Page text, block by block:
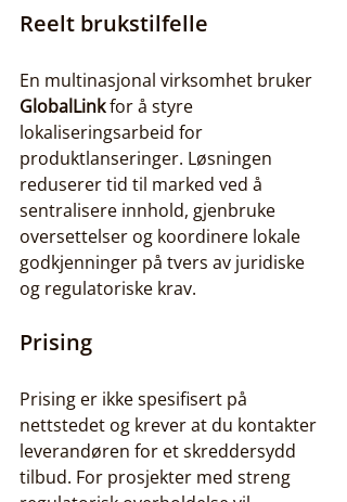
Reelt brukstilfelle
En multinasjonal virksomhet bruker
GlobalLink for å styre
lokaliseringsarbeid for
produktlanseringer. Løsningen
reduserer tid til marked ved å
sentralisere innhold, gjenbruke
oversettelser og koordinere lokale
godkjenninger på tvers av juridiske
og regulatoriske krav.
Prising
Prising er ikke spesifisert på
nettstedet og krever at du kontakter
leverandøren for et skreddersydd
tilbud. For prosjekter med streng